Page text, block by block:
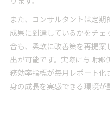
また、コンサルタントは定
成果に到達しているかをチ
合も、柔軟に改善策を再提
出が可能です。実際に与謝
務効率指標が毎月レポート化
身の成長を実感できる環境が